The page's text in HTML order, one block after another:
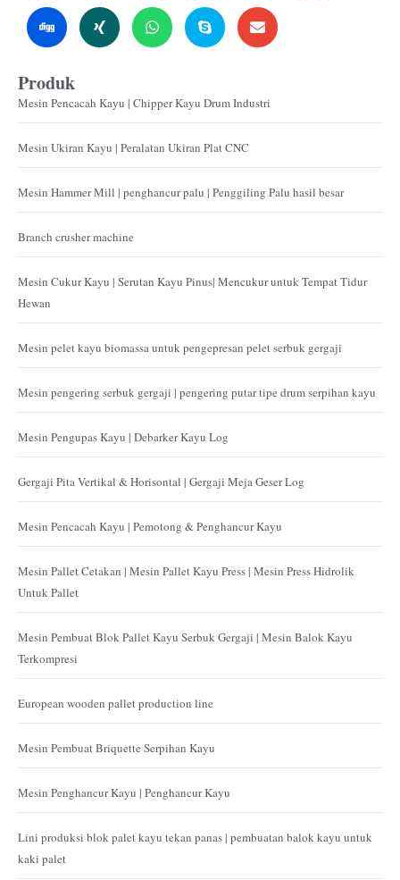
Produk
Mesin Pencacah Kayu | Chipper Kayu Drum Industri
Mesin Ukiran Kayu | Peralatan Ukiran Plat CNC
Mesin Hammer Mill | penghancur palu | Penggiling Palu hasil besar
Branch crusher machine
Mesin Cukur Kayu | Serutan Kayu Pinus| Mencukur untuk Tempat Tidur
Hewan
Mesin pelet kayu biomassa untuk pengepresan pelet serbuk gergaji
Mesin pengering serbuk gergaji | pengering putar tipe drum serpihan kayu
Mesin Pengupas Kayu | Debarker Kayu Log
Gergaji Pita Vertikal & Horisontal | Gergaji Meja Geser Log
Mesin Pencacah Kayu | Pemotong & Penghancur Kayu
Mesin Pallet Cetakan | Mesin Pallet Kayu Press | Mesin Press Hidrolik
Untuk Pallet
Mesin Pembuat Blok Pallet Kayu Serbuk Gergaji | Mesin Balok Kayu
Terkompresi
European wooden pallet production line
Mesin Pembuat Briquette Serpihan Kayu
Mesin Penghancur Kayu | Penghancur Kayu
Lini produksi blok palet kayu tekan panas | pembuatan balok kayu untuk
kaki palet